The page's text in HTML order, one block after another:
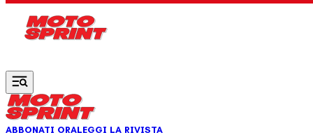
ABBONATI ORALEGGI LA RIVISTA